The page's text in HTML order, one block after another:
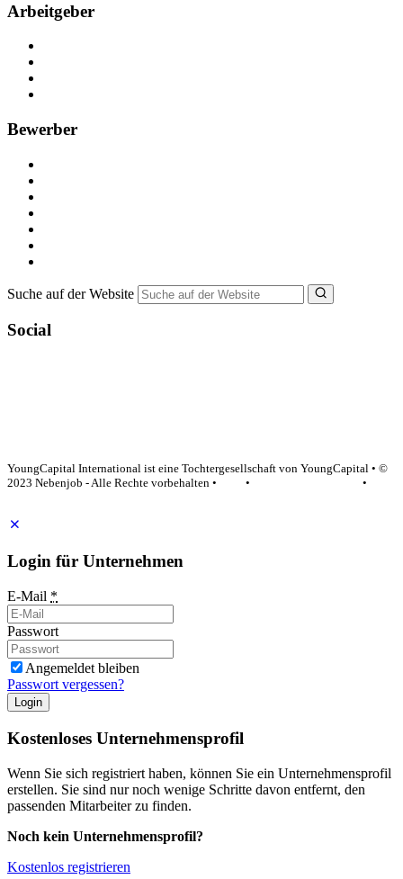
Arbeitgeber
Bewerber
Suche auf der Website
Social
YoungCapital International ist eine Tochtergesellschaft von YoungCapital • ©
2023 Nebenjob - Alle Rechte vorbehalten •
•
•
Login für Unternehmen
E-Mail *
Passwort
Angemeldet bleiben
Passwort vergessen?
Login
Kostenloses Unternehmensprofil
Wenn Sie sich registriert haben, können Sie ein Unternehmensprofil
erstellen. Sie sind nur noch wenige Schritte davon entfernt, den
passenden Mitarbeiter zu finden.
Noch kein Unternehmensprofil?
Kostenlos registrieren